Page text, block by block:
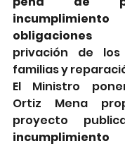
obligaciones
privación de
familias y
El Ministro
Ortiz Mena
proyecto